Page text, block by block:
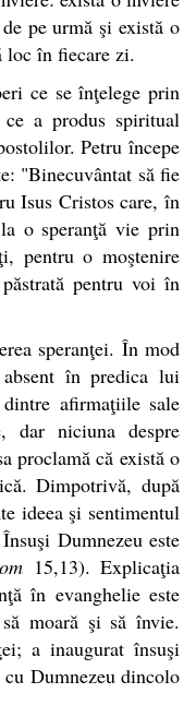
pe urmă şi există o
loc în fiecare zi.
ce se înţelege prin
a produs spiritual
Petru începe
"Binecuvântat să fie
Isus Cristos care, în
o speranţă vie prin
pentru o moştenire
pentru voi în
speranţei. În mod
în predica lui
afirmaţiile sale
dar niciuna despre
proclamă că există o
Dimpotrivă, după
ideea şi sentimentul
Dumnezeu este
15,13). Explicaţia
în evanghelie este
moară şi să învie.
a inaugurat însuşi
Dumnezeu dincolo